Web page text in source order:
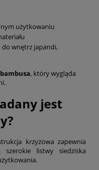
użytkowaniu
do wnętrz japandi,
, który wygląda
jest
krzyżowa zapewnia
szerokie listwy siedziska